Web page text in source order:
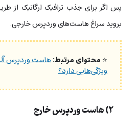
پس اگر برای جذب ترافیک ارگانیک از
بروید سراغ هاست‌های وردپرس خارجی.
⭐محتوای مرتبط:هاست وردپرس
ویژگی‌هایی دارد؟
۲) هاست وردپرس خارج